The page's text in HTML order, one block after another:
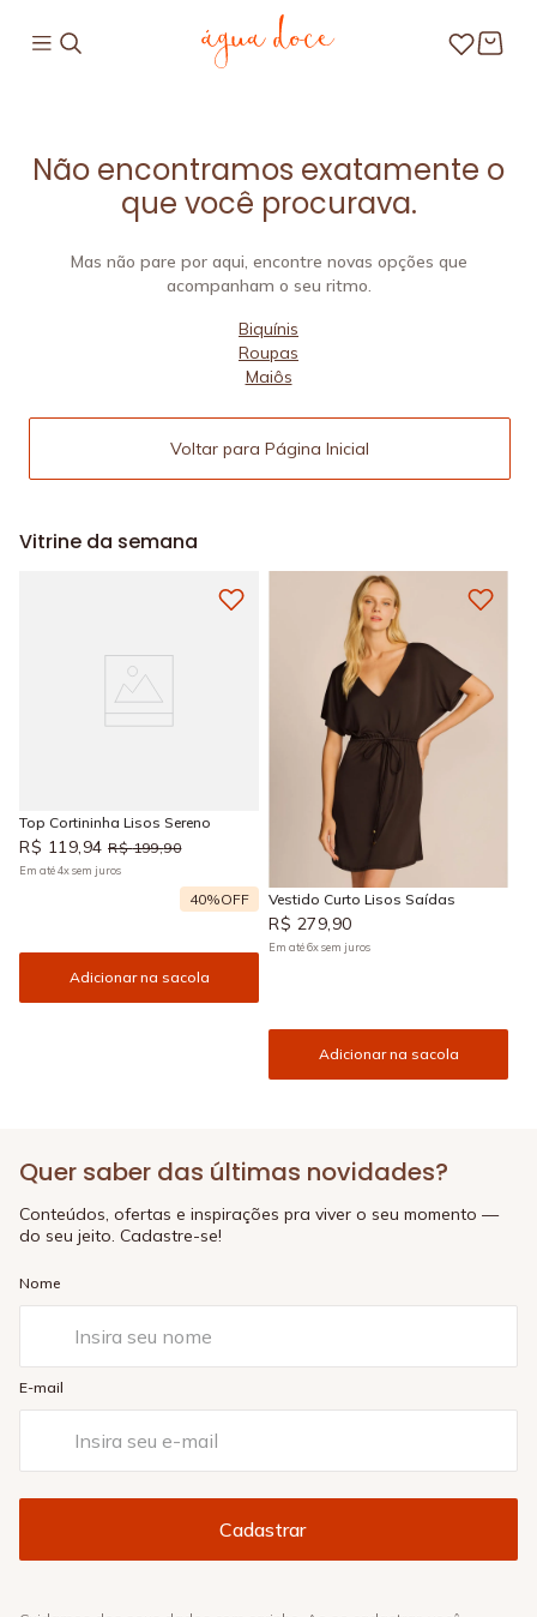
Não encontramos exatamente o
que você procurava.
Mas não pare por aqui, encontre novas opções que
acompanham o seu ritmo.
Biquínis
Roupas
Maiôs
Voltar para Página Inicial
Vitrine da semana
Top Cortininha Lisos Sereno
R$ 119,94 R$ 199,90
Em até4xsem juros
40%OFF
Adicionar na sacola
Vestido Curto Lisos Saídas
R$ 279,90
Em até6xsem juros
Adicionar na sacola
Quer saber das últimas novidades?
Conteúdos, ofertas e inspirações pra viver o seu momento —
do seu jeito. Cadastre-se!
Nome
E-mail